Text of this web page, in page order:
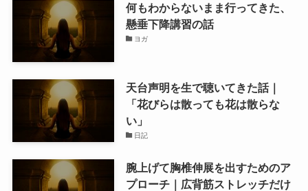
何もわからないまま行ってきた、
懸垂下降講習の話
ヨガ
天台声明を生で聴いてきた話｜
「花びらは散っても花は散らな
い」
日記
腕上げて胸椎伸展を出すためのア
プローチ｜広背筋ストレッチだけ